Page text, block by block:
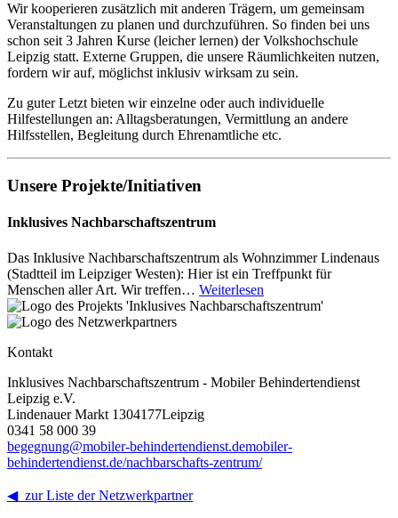
Wir kooperieren zusätzlich mit anderen Trägern, um gemeinsam
Veranstaltungen zu planen und durchzuführen. So finden bei uns
schon seit 3 Jahren Kurse (leicher lernen) der Volkshochschule
Leipzig statt. Externe Gruppen, die unsere Räumlichkeiten nutzen,
fordern wir auf, möglichst inklusiv wirksam zu sein.
Zu guter Letzt bieten wir einzelne oder auch individuelle
Hilfestellungen an: Alltagsberatungen, Vermittlung an andere
Hilfsstellen, Begleitung durch Ehrenamtliche etc.
Unsere Projekte/Initiativen
Inklusives Nachbarschaftszentrum
Das Inklusive Nachbarschaftszentrum als Wohnzimmer Lindenaus
(Stadtteil im Leipziger Westen): Hier ist ein Treffpunkt für
Menschen aller Art. Wir treffen… Weiterlesen
Kontakt
Inklusives Nachbarschaftszentrum - Mobiler Behindertendienst
Leipzig e.V.
Lindenauer Markt 1304177Leipzig
0341 58 000 39
begegnung@mobiler-behindertendienst.demobiler-
behindertendienst.de/nachbarschafts-zentrum/
◀ zur Liste der Netzwerkpartner